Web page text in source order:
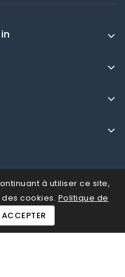
à utiliser ce site,
cookies. Politique de
ACCEPTER
2026